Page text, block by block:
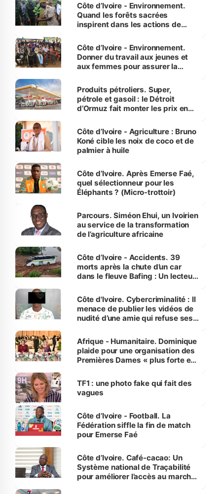
Côte d’Ivoire - Environnement.
Quand les forêts sacrées
inspirent dans les actions de
Côte d’Ivoire - Environnement.
Donner du travail aux jeunes et
aux femmes pour assurer la
menacées
Produits pétroliers. Super,
pétrole et gasoil : le Détroit
d’Ormuz fait monter les prix en
Côte d’Ivoire - Agriculture : Bruno
Koné cible les noix de coco et de
palmier à huile
Côte d’Ivoire. Après Emerse Faé,
quel sélectionneur pour les
Éléphants ? (Micro-trottoir)
Parcours. Siméon Ehui, un Ivoirien
au service de la transformation
de l’agriculture africaine
Côte d’Ivoire - Accidents. 39
morts après la chute d’un car
dans le fleuve Bafing : Un lecteur
des Transports
Côte d'Ivoire. Cybercriminalité : Il
menace de publier les vidéos de
nudité d’une amie qui refuse ses
Afrique - Humanitaire. Dominique
plaide pour une organisation des
Premières Dames « plus forte et
sur la scène internationale »
TF1 : une photo fake qui fait des
vagues
Côte d’Ivoire - Football. La
Fédération siffle la fin de match
pour Emerse Faé
Côte d’Ivoire. Café-cacao: Un
Système national de Traçabilité
pour améliorer l’accès au marché